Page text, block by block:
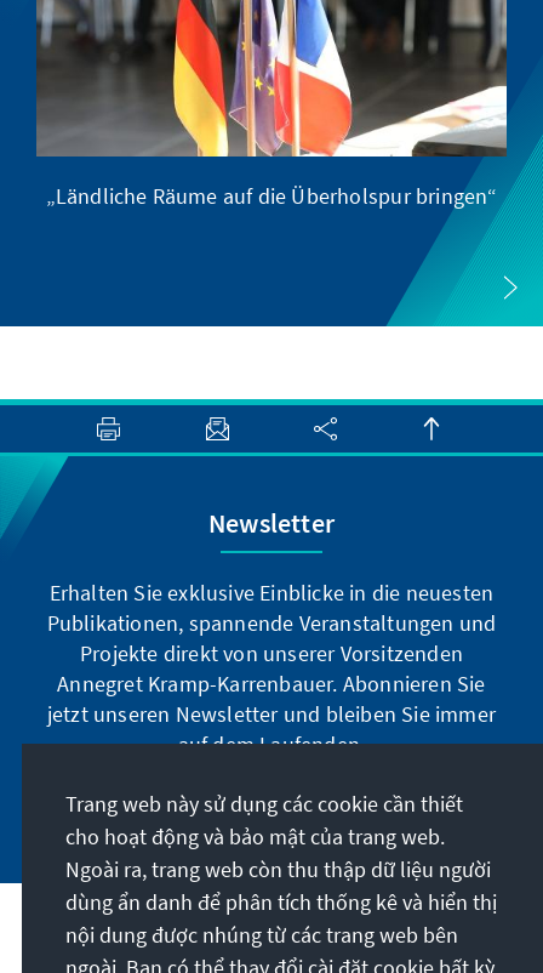
„Ländliche Räume auf die Überholspur bringen“
Newsletter
Erhalten Sie exklusive Einblicke in die neuesten
Publikationen, spannende Veranstaltungen und
Projekte direkt von unserer Vorsitzenden
Annegret Kramp-Karrenbauer. Abonnieren Sie
jetzt unseren Newsletter und bleiben Sie immer
auf dem Laufenden.
Jetzt abonnieren
Sứ mệnh của chúng tôi
Trang web này sử dụng các cookie cần thiết
cho hoạt động và bảo mật của trang web.
Ngoài ra, trang web còn thu thập dữ liệu người
dùng ẩn danh để phân tích thống kê và hiển thị
nội dung được nhúng từ các trang web bên
ngoài. Bạn có thể thay đổi cài đặt cookie bất kỳ